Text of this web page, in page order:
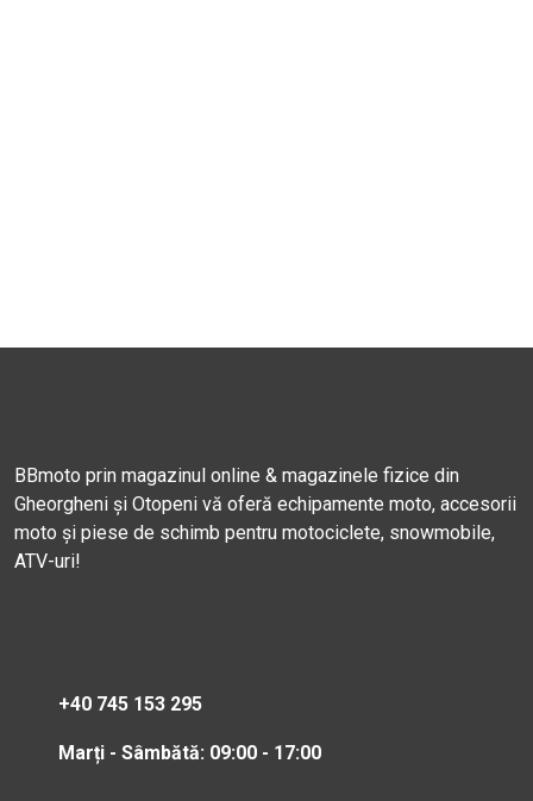
BBmoto prin magazinul online & magazinele fizice din
Gheorgheni și Otopeni vă oferă echipamente moto, accesorii
moto și piese de schimb pentru motociclete, snowmobile,
ATV-uri!
+40 745 153 295
Marți - Sâmbătă: 09:00 - 17:00